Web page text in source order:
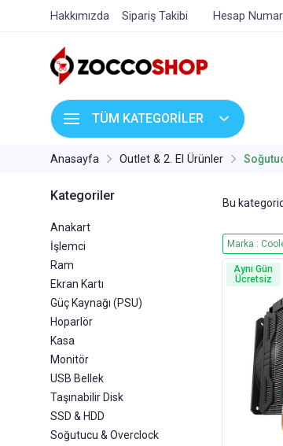
Hakkımızda Sipariş Takibi Hesap
TÜM KATEGORİLER
Anasayfa Outlet & 2. El Ürünler
Kategoriler
Anakart
İşlemci
Ram
Ekran Kartı
Güç Kaynağı (PSU)
Hoparlör
Kasa
Monitör
USB Bellek
Taşınabilir Disk
SSD & HDD
Soğutucu & Overclock
Bu
Marka :
Aynı Gün
Ücretsiz